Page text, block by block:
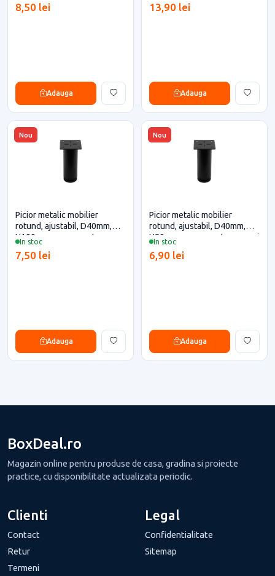
8,50 lei
Adauga
13,90 lei
Adauga
Nou
In stoc
Picior metalic mobilier
rotund, ajustabil, D40mm,
H100mm, negru pentru casa
7,50 lei
Adauga
Nou
In stoc
Picior metalic mobilier
rotund, ajustabil, D40mm,
H80mm, negru pentru casa si
6,90 lei
Adauga
BoxDeal.ro
Magazin online pentru produse de casa, gradina si proiecte
practice, cu disponibilitate actualizata periodic.
Clienti
Contact
Retur
Termeni
Legal
Confidentialitate
Sitemap